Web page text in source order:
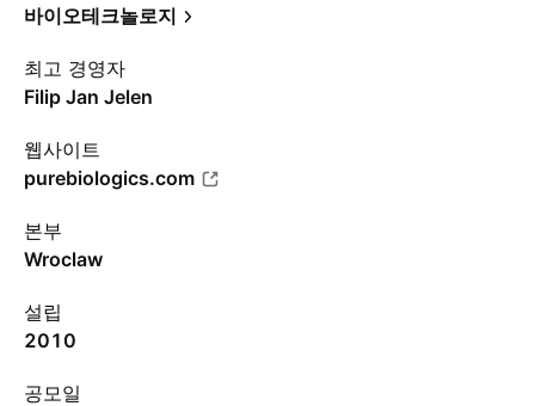
바이오테크놀로지
최고 경영자
Filip Jan Jelen
웹사이트
purebiologics.com
본부
Wroclaw
설립
2010
공모일